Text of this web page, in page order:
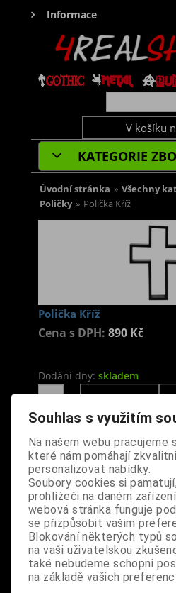
Informace
V košíku
KATEGORIE
Úvodní stránka » Všechny
Poličky » Polička Kříž
Polička Kříž
Cena s DPH: 890 Kč
Dodání dny: skladem
ks
Koupit
Tabulky velikostí: zde
Výrobce:import UK
Katalogové číslo:DOSDPOLBPUS6060
Záruka (měsíců):24
Dotaz na výrobek
Tisk
materiál: MDF
design: černá polička ve
postavit samostatně nebo
háčků na zadní straně,
Souhlas s využitím
Na našem webu pracujeme
které nám pomáhají
personalizovat nabídky.
Soubory cookies si
prohlížeči na daném
webová stránka funguje
se přizpůsobit vašim
Blokování některých typů
na vaši uživatelskou
také nebudeme schopni
na základě vašich